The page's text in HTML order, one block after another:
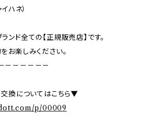
ハネ）
ンド全ての【正規販売店】です。
お楽しみください。
－－－－－－
交換についてはこちら▼
p/00009